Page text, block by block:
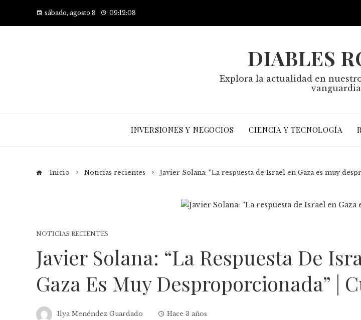
sábado, agosto 8 09:12:09
DIABLES
Explora la actualidad en
INVERSIONES Y NEGOCIOS CIENCIA Y TECNOLOGÍA
Inicio Noticias recientes Javier Solana: “La respuesta de Israel en Gaza es muy
NOTICIAS RECIENTES
Javier Solana: “La Respuesta De
Gaza Es Muy Desproporcionada” |
Ilya Menéndez Guardado Hace 3 años